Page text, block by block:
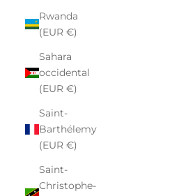
Rwanda
(EUR €)
Sahara
occidental
(EUR €)
Saint-
Barthélemy
(EUR €)
Saint-
Christophe-